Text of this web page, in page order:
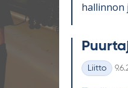
hal­lin­non
Kategoriat
Liitto